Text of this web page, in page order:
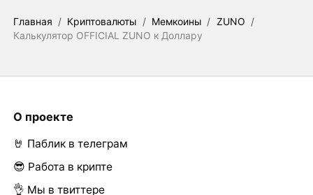
Главная / Криптовалюты / Мемкоины / ZUNO /
Калькулятор OFFICIAL ZUNO к Доллару
О проекте
🤘 Паблик в телеграм
😎 Работа в крипте
👌 Мы в твиттере